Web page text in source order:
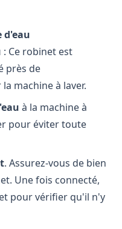
d'eau
: Ce robinet est
près de
machine à laver.
à la machine à
pour éviter toute
. Assurez-vous de bien
Une fois connecté,
pour vérifier qu'il n'y